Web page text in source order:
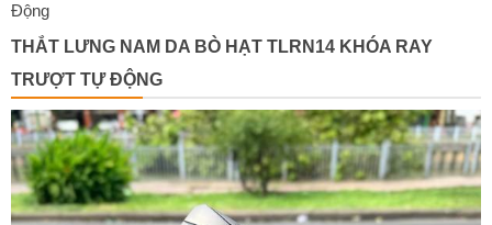
Động
THẮT LƯNG NAM DA BÒ HẠT TLRN14 KHÓA RAY
TRƯỢT TỰ ĐỘNG